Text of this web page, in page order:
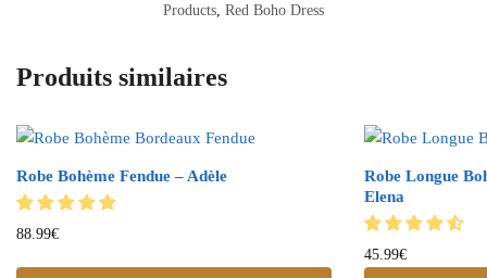
Products, Red Boho Dress
Produits similaires
Robe Bohème Fendue – Adèle
88.99€
Robe Longue
Elena
45.99€